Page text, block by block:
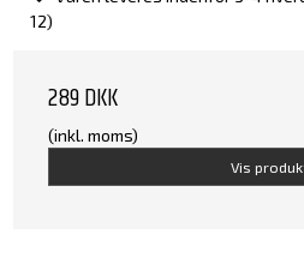
12)
289 DKK
(inkl. moms)
Vis